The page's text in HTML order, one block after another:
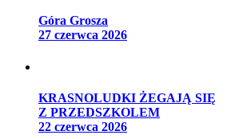
Góra Grosza
27 czerwca 2026
KRASNOLUDKI ŻEGAJĄ SIĘ
Z PRZEDSZKOLEM
22 czerwca 2026